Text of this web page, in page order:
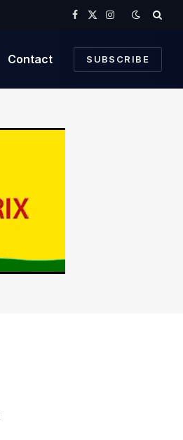
Facebook
X
Instagram
Contact SUBSCRIBE